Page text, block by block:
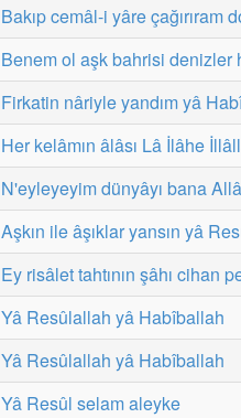
Bakıp cemâl-i yâre çağırıram
Benem ol aşk bahrisi denizler
Firkatin nâriyle yandım yâ
Her kelâmın âlâsı Lâ İlâhe
N'eyleyeyim dünyâyı bana
Aşkın ile âşıklar yansın yâ
Ey risâlet tahtının şâhı cihan
Yâ Resûlallah yâ Habîballah
Yâ Resûlallah yâ Habîballah
Yâ Resûl selam aleyke